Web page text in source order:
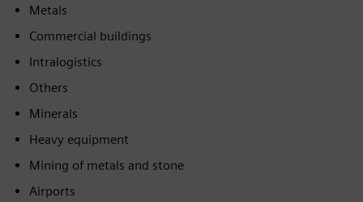
Metals
Commercial buildings
Intralogistics
Others
Minerals
Heavy equipment
Mining of metals and stone
Airports